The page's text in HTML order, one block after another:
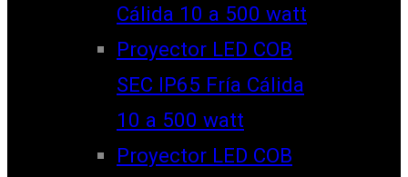
Cálida 10 a 500 watt
Proyector LED COB
SEC IP65 Fría Cálida
10 a 500 watt
Proyector LED COB